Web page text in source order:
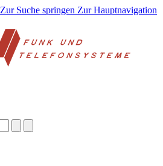
Zur Suche springen Zur Hauptnavigation